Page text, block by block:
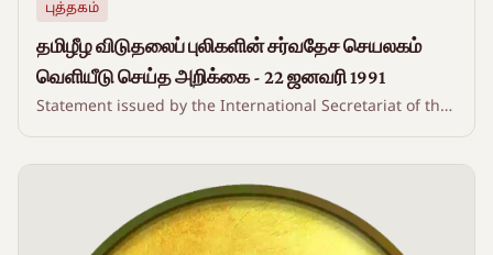
புத்தகம்
தமிழீழ விடுதலைப் புலிகளின் சர்வதேச செயலகம்
வெளியீடு செய்த அறிக்கை - 22 ஜனவரி 1991
Statement issued by the International Secretariat of the